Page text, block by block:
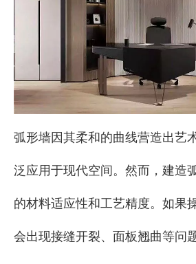
弧形墙因其柔和的曲线营造出艺
泛应用于现代空间。然而，建造
的材料适应性和工艺精度。如果
会出现接缝开裂、面板翘曲等问题